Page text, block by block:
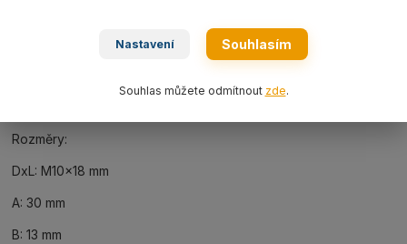
Šroubový bod otočný typ ASWHX051018 M10x18 mm nosnost
Rozměry:
DxL: M10x18 mm
A: 30 mm
B: 13 mm
Nastavení Souhlasím
Souhlas můžete odmítnout zde.